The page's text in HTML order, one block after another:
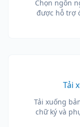
Chọn ngôn
được hỗ trợ
Tải
Tải xuống
chữ ký và